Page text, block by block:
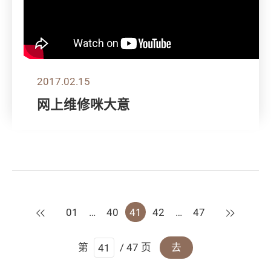
2017.02.15
网上维修咪大意
上一页
01 … 40 41 42 … 47 下一页
第 / 47 页 去